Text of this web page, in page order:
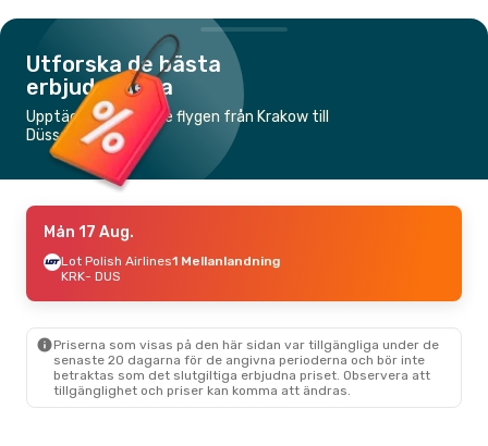
Utforska de bästa
erbjudandena
Upptäck de billigaste flygen från Krakow till
Düsseldorf
Mån 17 Aug.
Lot Polish Airlines1 Mellanlandning
KRK- DUS
Priserna som visas på den här sidan var tillgängliga under de
senaste 20 dagarna för de angivna perioderna och bör inte
betraktas som det slutgiltiga erbjudna priset. Observera att
tillgänglighet och priser kan komma att ändras.